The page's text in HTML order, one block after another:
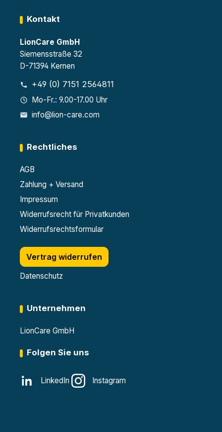
Kontakt
LionCare GmbH
Siemensstraße 32
D-71394 Kernen
+49 (0) 7151 2564811
Mo-Fr.: 9.00-17.00 Uhr
info@lion-care.com
Rechtliches
AGB
Zahlung + Versand
Impressum
Widerrufsrecht für Privatkunden
Widerrufsrechtsformular
Vertrag widerrufen
Datenschutz
Unternehmen
LionCare GmbH
Folgen Sie uns
LinkedIn Instagram